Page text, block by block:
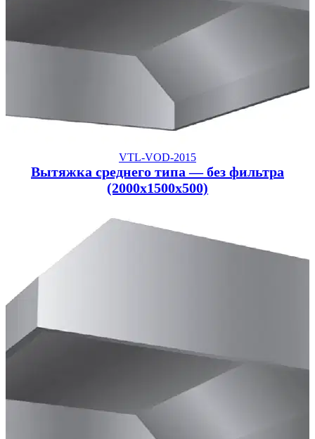
VTL-VOD-2015
Вытяжка среднего типа — без фильтра
(2000x1500x500)